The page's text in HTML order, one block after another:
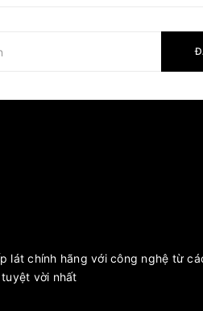
lát chính hãng với công nghệ từ
vời nhất